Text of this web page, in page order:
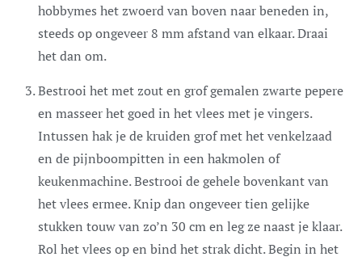
hobbymes het zwoerd van boven naar beneden in,
steeds op ongeveer 8 mm afstand van elkaar. Draai
het dan om.
Bestrooi het met zout en grof gemalen zwarte pepere
en masseer het goed in het vlees met je vingers.
Intussen hak je de kruiden grof met het venkelzaad
en de pijnboompitten in een hakmolen of
keukenmachine. Bestrooi de gehele bovenkant van
het vlees ermee. Knip dan ongeveer tien gelijke
stukken touw van zo’n 30 cm en leg ze naast je klaar.
Rol het vlees op en bind het strak dicht. Begin in het